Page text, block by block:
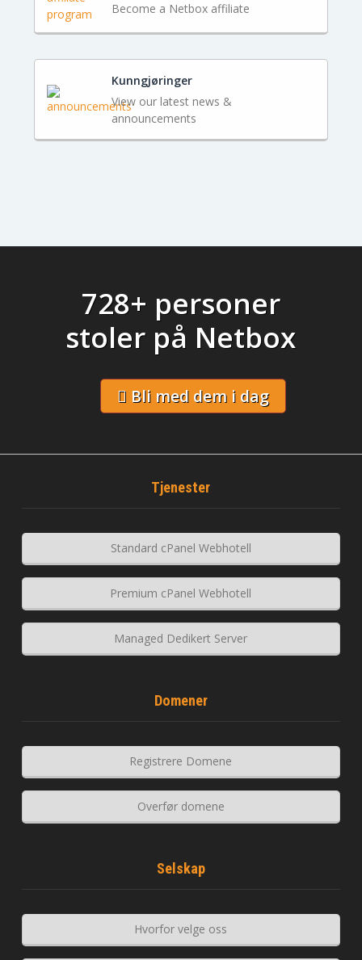
Become a Netbox affiliate
Kunngjøringer
View our latest news &
announcements
728+ personer
stoler på Netbox
Bli med dem i dag
Tjenester
Standard cPanel Webhotell
Premium cPanel Webhotell
Managed Dedikert Server
Domener
Registrere Domene
Overfør domene
Selskap
Hvorfor velge oss